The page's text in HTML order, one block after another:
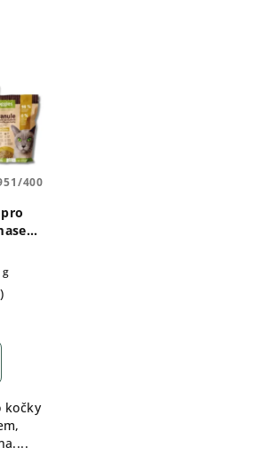
s
a
g
)
kočky
400